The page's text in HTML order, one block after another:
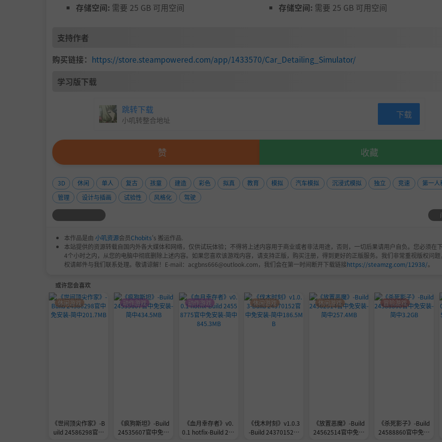
存储空间: 需要 25 GB 可用空间
存储空间: 需要 25 GB 可用空间
支持作者
购买链接： https://store.steampowered.com/app/1433570/Car_Detailing_Simulator/
学习版下载
跳转下载
小叽转整合地址 下载
赞 收藏
3D 休闲 单人 复古 孩童 建造 彩色 拟真 教育 模拟 汽车模拟 沉浸式模拟 独立 竞速
第一人
管理
设计与插画 试验性 风格化 驾驶
本作品是由 小叽资源会员Chobits's 搬运作品.
本站提供的资源转载自国内外各大媒体和网络，仅供试玩体验；不得将上述内容用于商业或者非法用途，否则，一切后果请用户自负。您必须在
4个小时之内，从您的电脑中彻底删除上述内容。如果您喜欢该游戏内容，请支持正版，购买注册，得到更好的正版服务。我们非常重视版权问题
权请邮件与我们联系处理。敬请谅解！E-mail：acgbns666@outlook.com，我们会在第一时间断开下载链接https://steamzg.com/12938/。
或许您会喜欢
《世间顶尖作家》-B
uild 24586298官中
休闲游戏
《疯狗斯坦》-Build
24535607官中免安
动作游戏
《血月幸存者》v0.
0.1 hotfix-Build 245
动作游戏
《伐木时刻》v1.0.3
-Build 24370152官
休闲游戏
《放置恶魔》-Build
24562514官中免安
休闲游戏
《杀死影子》-Build
24588860官中免安
冒险游戏